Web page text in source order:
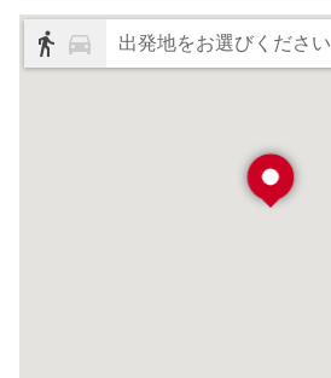
出発地をお選びください